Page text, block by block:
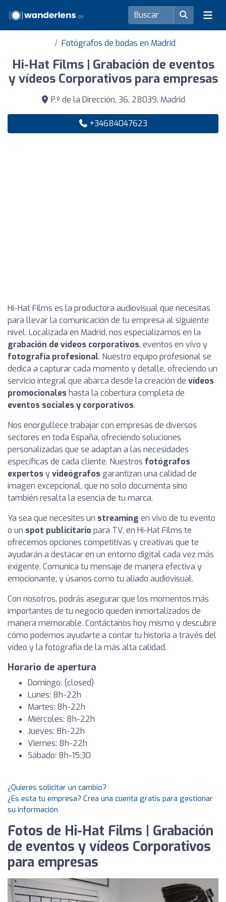
Fotógrafos de bodas en Madrid
Hi-Hat Films | Grabación de eventos
y vídeos Corporativos para empresas
P.º de la Dirección, 36, 28039, Madrid
+34684047623
Hi-Hat Films es la productora audiovisual que necesitas
para llevar la comunicación de tu empresa al siguiente
nivel. Localizada en Madrid, nos especializamos en la
grabación de vídeos corporativos, eventos en vivo y
fotografía profesional. Nuestro equipo profesional se
dedica a capturar cada momento y detalle, ofreciendo un
servicio integral que abarca desde la creación de vídeos
promocionales hasta la cobertura completa de
eventos sociales y corporativos.
Nos enorgullece trabajar con empresas de diversos
sectores en toda España, ofreciendo soluciones
personalizadas que se adaptan a las necesidades
específicas de cada cliente. Nuestros fotógrafos
expertos yvideógrafos garantizan una calidad de
imagen excepcional, que no solo documenta sino
también resalta la esencia de tu marca.
Ya sea que necesites un streaming en vivo de tu evento
o un spot publicitario para TV, en Hi-Hat Films te
ofrecemos opciones competitivas y creativas que te
ayudarán a destacar en un entorno digital cada vez más
exigente. Comunica tu mensaje de manera efectiva y
emocionante, y úsanos como tu aliado audiovisual.
Con nosotros, podrás asegurar que los momentos más
importantes de tu negocio queden inmortalizados de
manera memorable. Contáctanos hoy mismo y descubre
cómo podemos ayudarte a contar tu historia a través del
vídeo y la fotografía de la más alta calidad.
Horario de apertura
Domingo: (closed)
Lunes: 8h-22h
Martes: 8h-22h
Miércoles: 8h-22h
Jueves: 8h-22h
Viernes: 8h-22h
Sábado: 8h-15:30
¿Quieres solicitar un cambio?
¿Es esta tu empresa? Crea una cuenta gratis para gestionar
su información
Fotos de Hi-Hat Films | Grabación
de eventos y vídeos Corporativos
para empresas